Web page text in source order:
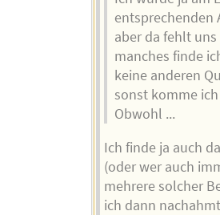
entsprechenden
aber da fehlt
manches finde
keine anderen
sonst komme
Obwohl ...
Ich finde ja auch
(oder wer auch
mehrere solcher
ich dann